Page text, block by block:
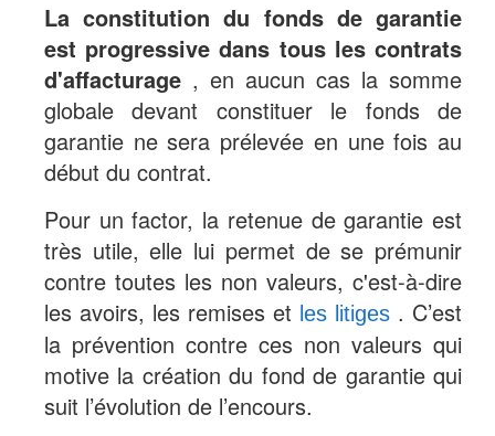
La constitution du fonds de garantie
est progressive dans tous les contrats
d'affacturage , en aucun cas la somme
globale devant constituer le fonds de
garantie ne sera prélevée en une fois au
début du contrat.
Pour un factor, la retenue de garantie est
très utile, elle lui permet de se prémunir
contre toutes les non valeurs, c'est-à-dire
les avoirs, les remises et les litiges . C’est
la prévention contre ces non valeurs qui
motive la création du fond de garantie qui
suit l’évolution de l’encours.